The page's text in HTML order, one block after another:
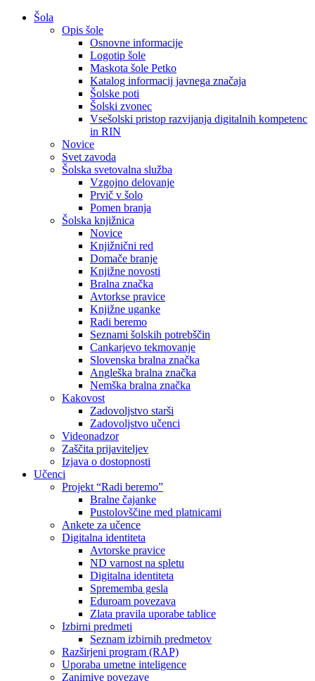
Šola
Opis šole
Osnovne informacije
Logotip šole
Maskota šole Petko
Katalog informacij javnega značaja
Šolske poti
Šolski zvonec
Vsešolski pristop razvijanja digitalnih kompetenc
in RIN
Novice
Svet zavoda
Šolska svetovalna služba
Vzgojno delovanje
Prvič v šolo
Pomen branja
Šolska knjižnica
Novice
Knjižnični red
Domače branje
Knjižne novosti
Bralna značka
Avtorkse pravice
Knjižne uganke
Radi beremo
Seznami šolskih potrebščin
Cankarjevo tekmovanje
Slovenska bralna značka
Angleška bralna značka
Nemška bralna značka
Kakovost
Zadovoljstvo starši
Zadovoljstvo učenci
Videonadzor
Zaščita prijaviteljev
Izjava o dostopnosti
Učenci
Projekt “Radi beremo”
Bralne čajanke
Pustolovščine med platnicami
Ankete za učence
Digitalna identiteta
Avtorske pravice
ND varnost na spletu
Digitalna identiteta
Sprememba gesla
Eduroam povezava
Zlata pravila uporabe tablice
Izbirni predmeti
Seznam izbirnih predmetov
Razširjeni program (RAP)
Uporaba umetne inteligence
Zanimive povezave